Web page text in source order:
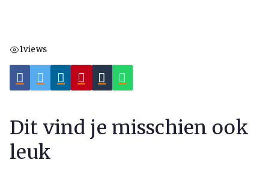
1views
Dit vind je misschien ook
leuk